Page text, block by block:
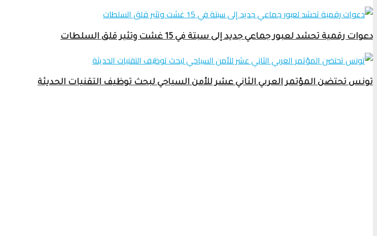
دعوات رقمية تحشد لعبور جماعي جديد إلى سبتة في 15 غشت وتثير قلق السلطات
تونس تحتضن المؤتمر العربي الثاني عشر للأمن السياحي لبحث توظيف التقنيات الحديثة